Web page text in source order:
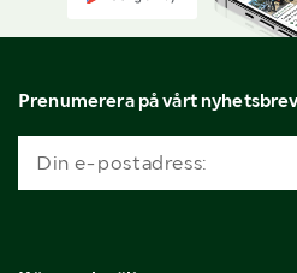
Prenumerera på vårt